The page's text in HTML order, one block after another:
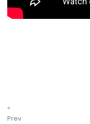
«
Prev